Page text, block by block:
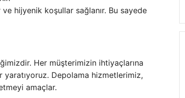
hijyenik koşullar sağlanır. Bu sayede
Her müşterimizin ihtiyaçlarına
yaratıyoruz. Depolama hizmetlerimiz,
amaçlar.